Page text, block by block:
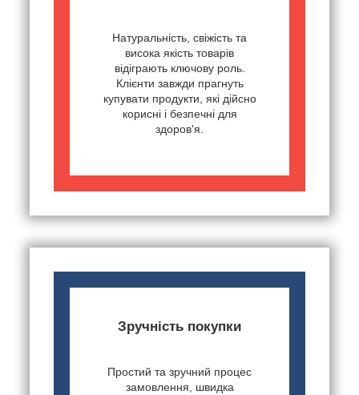
Натуральність, свіжість та
висока якість товарів
відіграють ключову роль.
Клієнти завжди прагнуть
купувати продукти, які дійсно
корисні і безпечні для
здоров'я.
Зручність покупки
Простий та зручний процес
замовлення, швидка